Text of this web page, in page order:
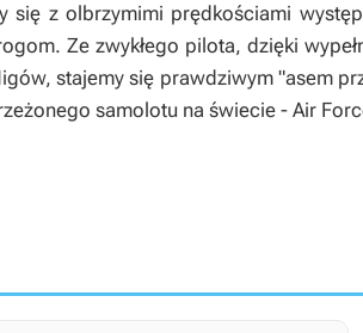
się z olbrzymimi prędkościami
Ze zwykłego pilota, dzięki
stajemy się prawdziwym "asem
samolotu na świecie - Air